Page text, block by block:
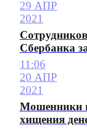
29 АПР
2021
Сбербанка
11:06
20 АПР
2021
Мошенники
хищения